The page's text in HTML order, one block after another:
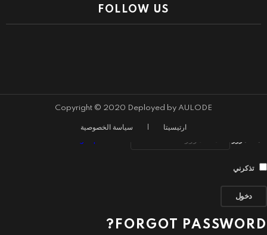
FOLLOW US
Copyright © 2020 Deployed by AULODE
ارتيسيتا سياسة الخصوصية
اسم المستخدم أو البريد الإلكتروني
تذكرني
FORGOT PASSWORD?